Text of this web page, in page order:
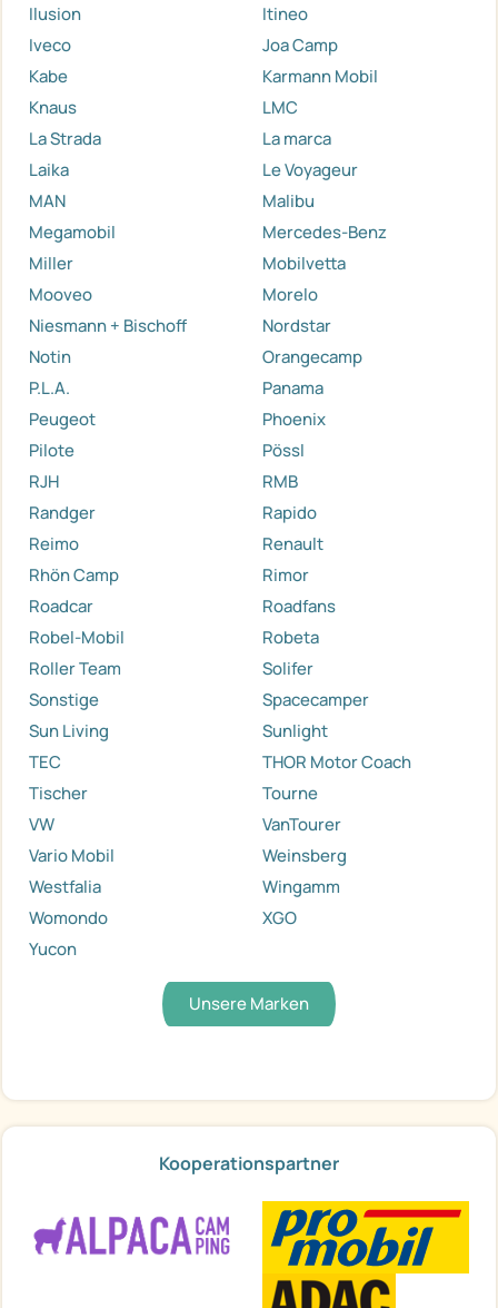
Ilusion
Itineo
Iveco
Joa Camp
Kabe
Karmann Mobil
Knaus
LMC
La Strada
La marca
Laika
Le Voyageur
MAN
Malibu
Megamobil
Mercedes-Benz
Miller
Mobilvetta
Mooveo
Morelo
Niesmann + Bischoff
Nordstar
Notin
Orangecamp
P.L.A.
Panama
Peugeot
Phoenix
Pilote
Pössl
RJH
RMB
Randger
Rapido
Reimo
Renault
Rhön Camp
Rimor
Roadcar
Roadfans
Robel-Mobil
Robeta
Roller Team
Solifer
Sonstige
Spacecamper
Sun Living
Sunlight
TEC
THOR Motor Coach
Tischer
Tourne
VW
VanTourer
Vario Mobil
Weinsberg
Westfalia
Wingamm
Womondo
XGO
Yucon
Unsere Marken
Kooperationspartner